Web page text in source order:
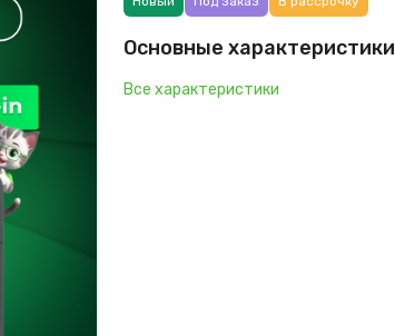
Основные характеристики
Все характеристики